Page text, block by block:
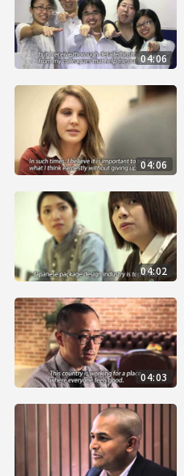
04:06
04:06
04:02
04:03